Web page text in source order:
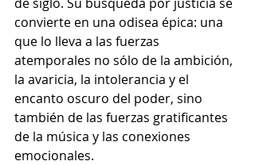
convierte en una odisea épica: una
que lo lleva a las fuerzas
atemporales no sólo de la ambición,
la avaricia, la intolerancia y el
encanto oscuro del poder, sino
también de las fuerzas gratificantes
de la música y las conexiones
emocionales.